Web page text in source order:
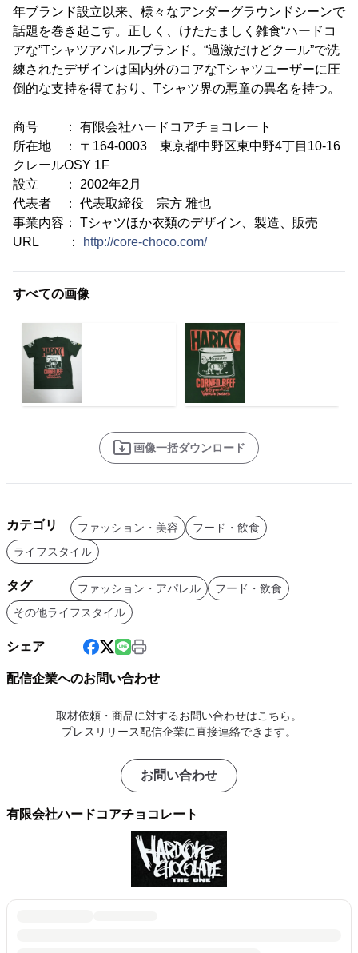
年ブランド設立以来、様々なアンダーグラウンドシーンで
話題を巻き起こす。正しく、けたたましく雑食“ハードコ
アな”Tシャツアパレルブランド。“過激だけどクール”で洗
練されたデザインは国内外のコアなTシャツユーザーに圧
倒的な支持を得ており、Tシャツ界の悪童の異名を持つ。
商号 ： 有限会社ハードコアチョコレート
所在地 ： 〒164-0003 東京都中野区東中野4丁目10-16
クレールOSY 1F
設立 ： 2002年2月
代表者 ： 代表取締役 宗方 雅也
事業内容： Tシャツほか衣類のデザイン、製造、販売
URL ：
http://core-choco.com/
すべての画像
画像一括ダウンロード
カテゴリ ファッション・美容
フード・飲食
ライフスタイル
タグ ファッション・アパレル
フード・飲食
その他ライフスタイル
シェア
配信企業へのお問い合わせ
取材依頼・商品に対するお問い合わせはこちら。
プレスリリース配信企業に直接連絡できます。
お問い合わせ
有限会社ハードコアチョコレート